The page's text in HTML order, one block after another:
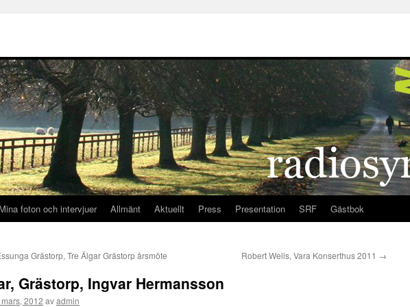
Mina foton och intervjuer Allmänt Aktuellt Press Presentation SRF Gästbok
Grästorp, Tre Älgar Grästorp årsmöte Robert Wells, Vara Konserthus 2011 →
Grästorp, Ingvar Hermansson
2012 avadmin